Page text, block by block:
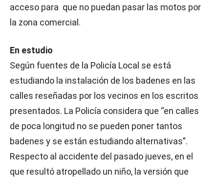
acceso para que no puedan pasar las motos por
la zona comercial.
En estudio
Según fuentes de la Policía Local se está
estudiando la instalación de los badenes en las
calles reseñadas por los vecinos en los escritos
presentados. La Policía considera que “en calles
de poca longitud no se pueden poner tantos
badenes y se están estudiando alternativas”.
Respecto al accidente del pasado jueves, en el
que resultó atropellado un niño, la versión que